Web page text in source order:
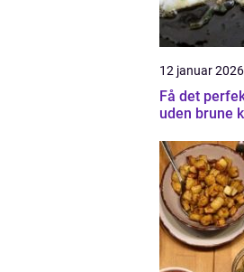
12 januar 2026
Få det
uden brune